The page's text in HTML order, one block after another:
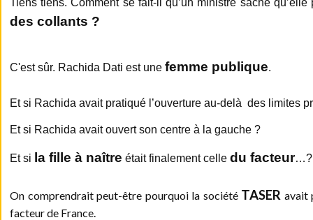
des collants ?
C'est sûr. Rachida Dati est une femme publique.
Et si Rachida avait pratiqué l’ouverture au-delà des limites
Et si Rachida avait ouvert son centre à la gauche ?
Et si la fille à naître était finalement celle du facteur…?
On comprendrait peut-être pourquoi la société TASER avait
facteur de France.